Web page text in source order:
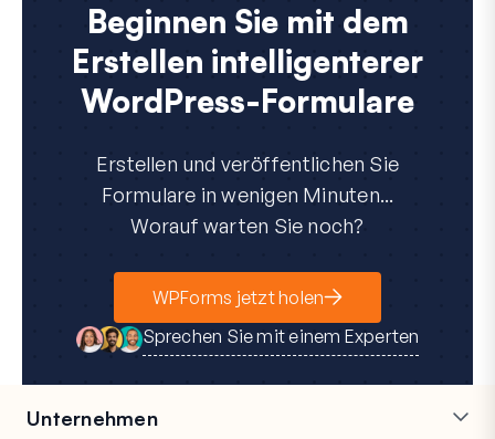
Beginnen Sie mit dem
Erstellen intelligenterer
WordPress-Formulare
Erstellen und veröffentlichen Sie
Formulare in wenigen Minuten...
Worauf warten Sie noch?
WPForms jetzt holen
Sprechen Sie mit einem Experten
Unternehmen